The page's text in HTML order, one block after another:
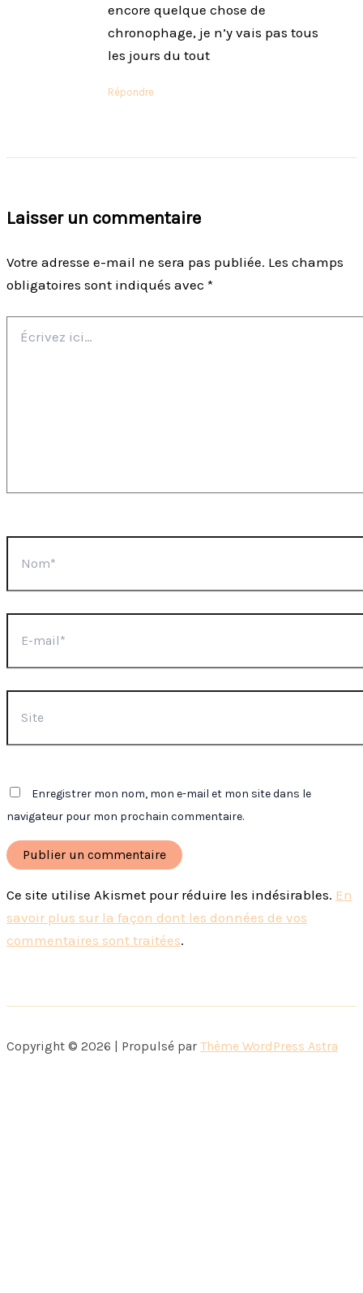
encore quelque chose de
chronophage, je n’y vais pas tous
les jours du tout
Répondre
Laisser un commentaire
Votre adresse e-mail ne sera pas publiée. Les champs
obligatoires sont indiqués avec *
ici…
mail*
Enregistrer mon nom, mon e-mail et mon site dans le
navigateur pour mon prochain commentaire.
Ce site utilise Akismet pour réduire les indésirables. En
savoir plus sur la façon dont les données de vos
commentaires sont traitées.
Copyright © 2026 | Propulsé par Thème WordPress Astra